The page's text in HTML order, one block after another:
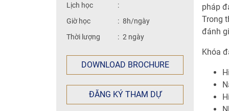
Lịch học
:
Giờ học
: 8h/ngày
Thời lượng
: 2 ngày
DOWNLOAD BROCHURE
ĐĂNG KÝ THAM DỰ
pháp
Trong
đánh
Khóa